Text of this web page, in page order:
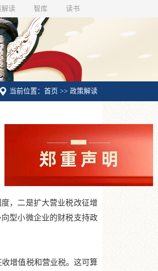
读 智库 读书
当前位置：首页 >> 政策解读
，二是扩大营业税改征增
型小微企业的财税支持政
增值税和营业税。这可算